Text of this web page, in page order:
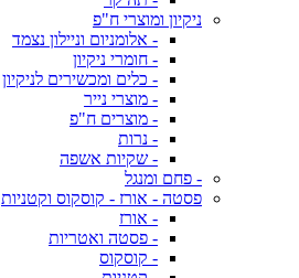
ניקיון ומוצרי ח"פ
- אלומניום וניילון נצמד
- חומרי ניקיון
- כלים ומכשירים לניקיון
- מוצרי נייר
- מוצרים ח"פ
- נרות
- שקיות אשפה
- פחם ומנגל
פסטה - אורז - קוסקוס וקטניות
- אורז
- פסטה ואטריות
- קוסקוס